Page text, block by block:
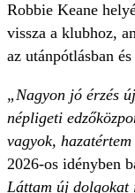
Robbie Keane
vissza a klubhoz,
az utánpótlásban
„Nagyon jó érzés
népligeti
vagyok, hazatértem
2026-os idényben
Láttam új dolgokat